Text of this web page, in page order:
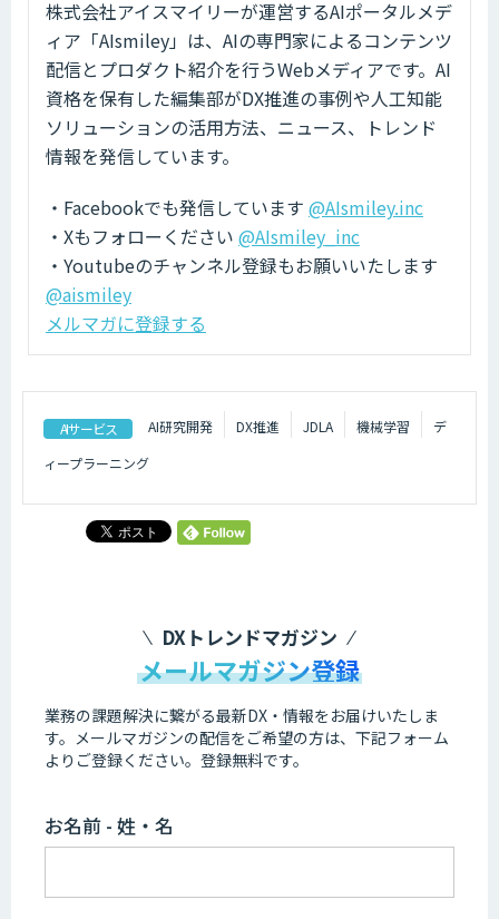
株式会社アイスマイリーが運営するAIポータルメデ
ィア「AIsmiley」は、AIの専門家によるコンテンツ
配信とプロダクト紹介を行うWebメディアです。AI
資格を保有した編集部がDX推進の事例や人工知能
ソリューションの活用方法、ニュース、トレンド
情報を発信しています。
・Facebookでも発信しています @AIsmiley.inc
・Xもフォローください @AIsmiley_inc
・Youtubeのチャンネル登録もお願いいたします
@aismiley
メルマガに登録する
AIサービス AI研究開発 DX推進 JDLA 機械学習
デ
ィープラーニング
DXトレンドマガジン
メールマガジン登録
業務の課題解決に繋がる最新DX・情報をお届けいたしま
す。 メールマガジンの配信をご希望の方は、下記フォーム
よりご登録ください。登録無料です。
お名前 - 姓・名